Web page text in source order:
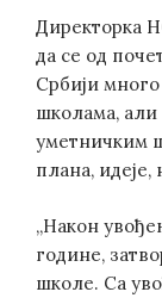
Директорка
да се од
Србији
школама,
уметничким
плана, идеје,
„Након
године,
школе. Са